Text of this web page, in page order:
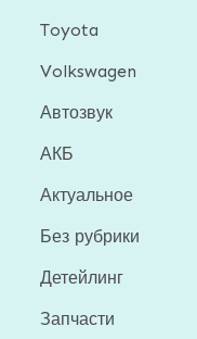
Toyota
Volkswagen
Автозвук
АКБ
Актуальное
Без рубрики
Детейлинг
Запчасти